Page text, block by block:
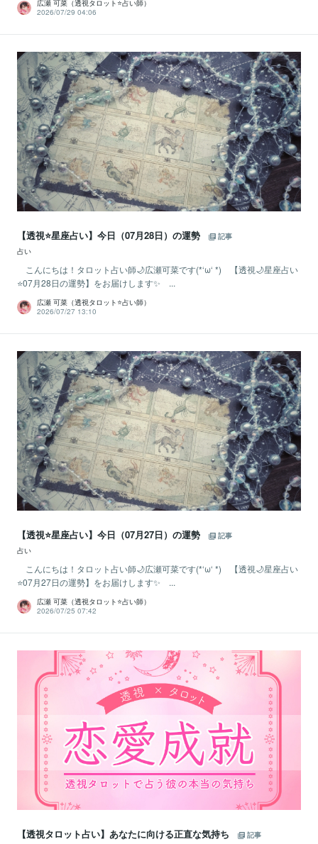
広瀬 可菜（透視タロット⭐占い師）
2026/07/29 04:06
【透視⭐️星座占い】今日（07月28日）の運勢
記事
占い
こんにちは！タロット占い師🌙広瀬可菜です(*‘ω‘ *) 【透視🌙星座占い
⭐07月28日の運勢】をお届けします✨ ...
広瀬 可菜（透視タロット⭐占い師）
2026/07/27 13:10
【透視⭐️星座占い】今日（07月27日）の運勢
記事
占い
こんにちは！タロット占い師🌙広瀬可菜です(*‘ω‘ *) 【透視🌙星座占い
⭐07月27日の運勢】をお届けします✨ ...
広瀬 可菜（透視タロット⭐占い師）
2026/07/25 07:42
【透視タロット占い】あなたに向ける正直な気持ち
記事